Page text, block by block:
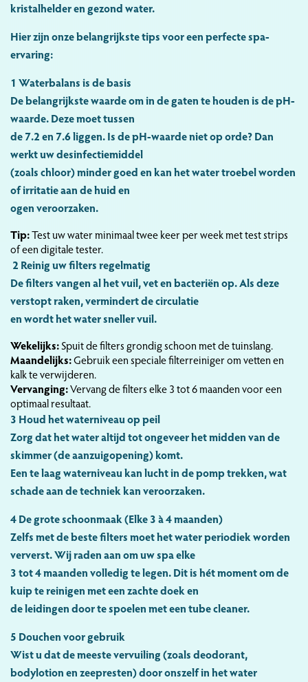
kristalhelder en gezond water.
Hier zijn onze belangrijkste tips voor een perfecte spa-
ervaring:
1 Waterbalans is de basis
De belangrijkste waarde om in de gaten te houden is depH-
waarde. Deze moet tussen
de7.2 en 7.6liggen. Is de pH-waarde niet op orde? Dan
werkt uw desinfectiemiddel
(zoals chloor) minder goed en kan het water troebel worden
of irritatie aan de huid en
ogen veroorzaken.
Tip:Test uw water minimaal twee keer per week met test strips
of een digitale tester.
2 Reinig uw filters regelmatig
De filters vangen al het vuil, vet en bacteriën op. Als deze
verstopt raken, vermindert de circulatie
en wordt het water sneller vuil.
Wekelijks:Spuit de filters grondig schoon met de tuinslang.
Maandelijks:Gebruik een speciale filterreiniger om vetten en
kalk te verwijderen.
Vervanging:Vervang de filters elke 3 tot 6 maanden voor een
optimaal resultaat.
3 Houd het waterniveau op peil
Zorg dat het water altijd tot ongeveer het midden van de
skimmer (de aanzuigopening) komt.
Een te laag waterniveau kan lucht in de pomp trekken, wat
schade aan de techniek kan veroorzaken.
4De grote schoonmaak (Elke 3 à 4 maanden)
Zelfs met de beste filters moet het water periodiek worden
ververst. Wij raden aan om uw spa elke
3 tot 4 maanden volledig te legen. Dit is hét moment om de
kuip te reinigen met een zachte doek en
de leidingen door te spoelen met een tube cleaner.
5 Douchen voor gebruik
Wist u dat de meeste vervuiling (zoals deodorant,
bodylotion en zeepresten) door onszelf in het water